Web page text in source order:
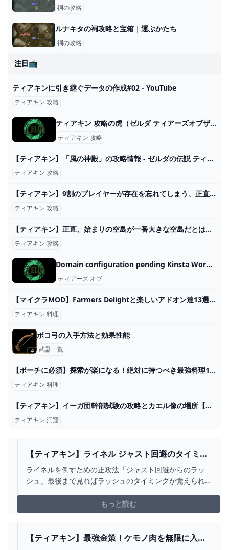
祠の攻略
ルナキタの祠攻略と宝箱｜運ぶかたち
祠の攻略
注目📺
ティアキンに引き継ぐデータの作成#02 - YouTube
ティアキン 攻略
ティアキン 攻略の虎（ゼルダ ティアーズオブザキングダム）
ティアキン 攻略
【ティアキン】「風の神殿」の攻略情報 - ゼルダの伝説 ティアーズオブザキングダム 攻略Wiki ティアキン ： ヘイグ攻略まとめWiki
ティアキン 攻略
【ティアキン】9割のプレイヤーが存在を忘れてしまう、正直いらない無能アイテム8選【ゼルダの伝説ティアーズオブザキングダム/ティアキン】 - YouTube
ティアキン 攻略
【ティアキン】正直、始まりの空島が一番大きな空島だとは思わなかった件【ティアーズオブザキングダム】 ゼルダの伝説ティアーズオブザキングダム(ティアキン)攻略まとめ-コログ速報
ティアキン 攻略
Domain configuration pending Kinsta WordPress Hosting
ティアーズ オブ
【マイクラMOD】Farmers Delightと楽しいアドオン達13選【農業・料理MOD】 - YouTube
ティアキン 料理
ボコ弓の入手方法と効果性能
武器一覧
【ポーチに必須】探索が楽になる！絶対に持つべき最強料理12選【ゼルダの伝説ティアーズオブザキングダム】 - YouTube
ティアキン 料理
【ティアキン】イーガ団幹部試験の攻略とカエル像の場所【ティアーズオブザキングダム】 - ティアキン攻略Wiki Gamerch
ティアキン 洞窟
【ティアキン】ライネル ジャスト回避のタイミン
グ 超正攻法【ゼルダの伝説 ティアーズオブザキン
グダム攻略ネタ】 - YOUTUBE
ライネルを倒すための正攻法「ジャスト回避からのラッ
シュ」最後まで見ればラッシュのタイミングが覚えられ
しまえば最後まで役に立ちます！防御と回避を覚えれば
もう負けることはありません。【ゼルダの伝説 ティアー
ジャスト...
もっと読む
【ティアキン】最強金策！ケモノ肉を無限に入手